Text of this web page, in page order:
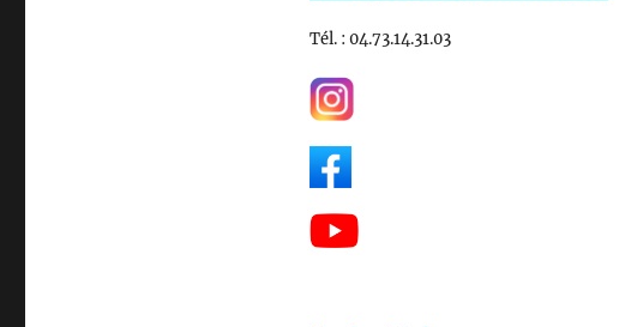
Tél. : 04.73.14.31.03